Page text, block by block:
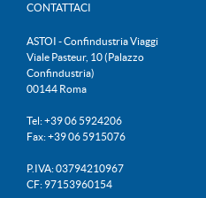
CONTATTACI
ASTOI - Confindustria Viaggi
Viale Pasteur, 10 (Palazzo
Confindustria)
00144 Roma
Tel: +39 06 5924206
Fax: +39 06 5915076
P.IVA: 03794210967
CF: 97153960154